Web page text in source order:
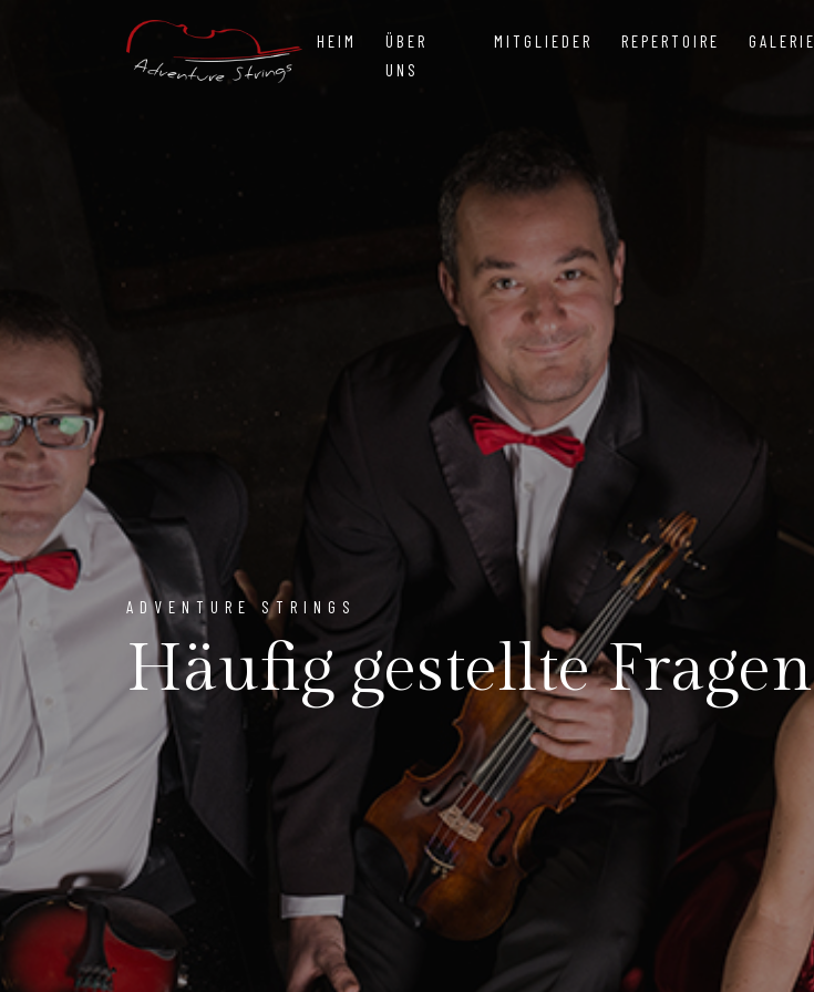
HEIM
ÜBER
UNS
MITGLIEDER REPERTOIRE GALERIE
ADVENTURE STRINGS
Häufig gestellte Fragen